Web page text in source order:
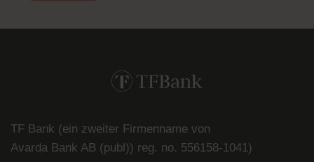
TF Bank (ein zweiter Firmenname von
Avarda Bank AB (publ)) reg. no. 556158-1041)